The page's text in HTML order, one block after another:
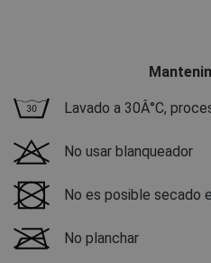
Lavado a 30Â°C,
No usar blanqueador
No es posible secado
No planchar